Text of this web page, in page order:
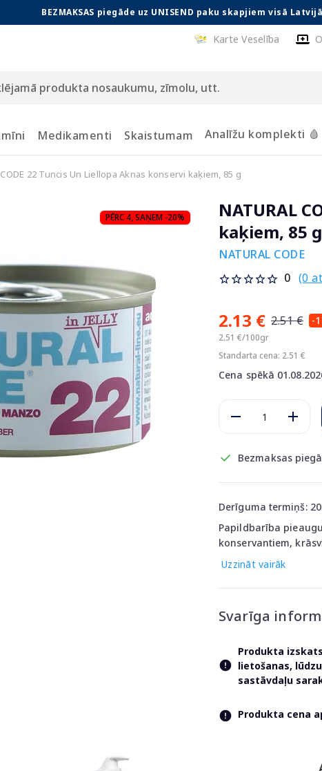
BEZMAKSAS piegāde uz UNISEND paku skapjiem visā Latvijā
Karte Veselība
Medikamenti Skaistumam Analīžu komplekti 🩸
CODE 22 Tuncis Un Liellopa Aknas konservi kaķiem, 85 g
PĒRC 4, SAŅEM -20%
NATURAL
kaķiem, 85 g
NATURAL CODE
0 (0
2.13 € 2.51 € -
2.51 €/100gr
Standarta cena: 2.51 €
Cena spēkā
Bezmaksas
Derīguma termiņš:
Papildbarība
konservantiem,
Uzzināt vairāk
Svarīga
Produkta
lietošanas,
sastāvdaļu
Produkta cena